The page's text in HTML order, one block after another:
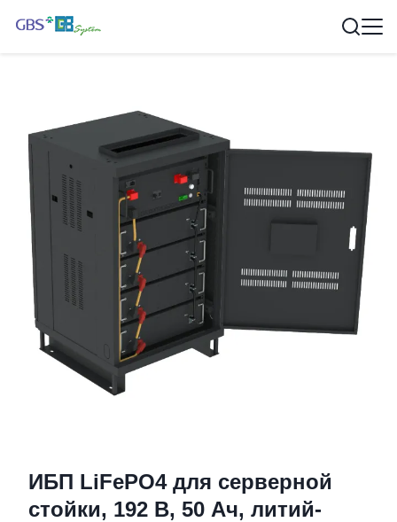
ИБП LiFePO4 для серверной
стойки, 192 В, 50 Ач, литий-